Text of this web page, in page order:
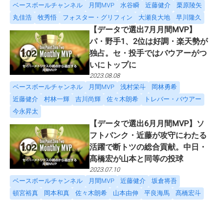
ベースボールチャンネル
月間MVP 水谷瞬 近藤健介
栗原陵矢
丸佳浩
牧秀悟 フォスター・グリフィン 大瀬良大地 早川隆久
【データで選出7月月間MVP】
パ・野手1、2位は好調・楽天勢が
独占。セ・投手ではバウアーがつ
いにトップに
2023.08.08
ベースボールチャンネル
月間MVP 浅村栄斗
岡林勇希
近藤健介
村林一輝 吉川尚輝 佐々木朗希
トレバー・バウアー
今永昇太
【データで選出6月月間MVP】ソ
フトバンク・近藤が攻守にわたる
活躍で断トツの総合貢献。中日・
髙橋宏が山本と同等の投球
2023.07.10
ベースボールチャンネル
月間MVP 近藤健介
坂倉将吾
頓宮裕真
岡本和真 佐々木朗希 山本由伸 平良海馬 髙橋宏斗